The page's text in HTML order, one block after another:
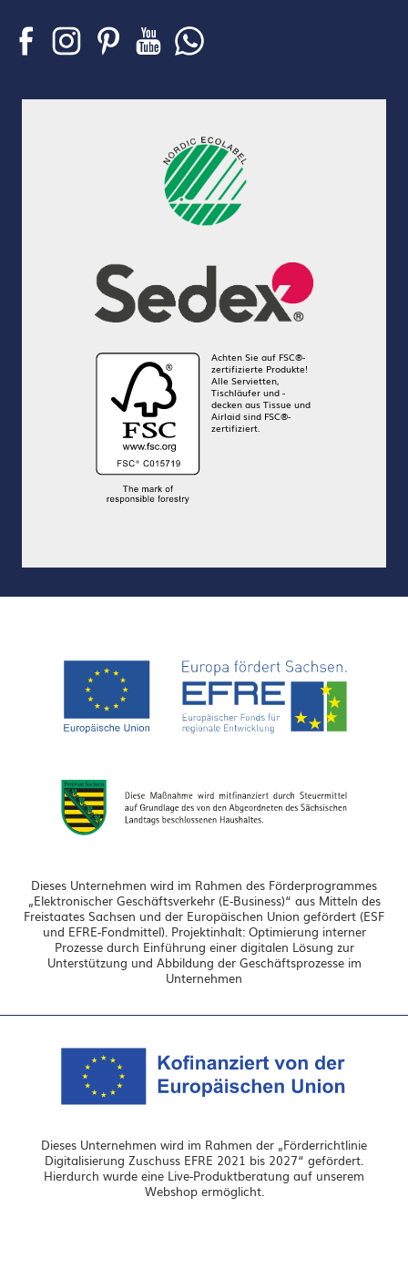
Achten Sie auf FSC®-
zertifizierte Produkte!
Alle Servietten,
Tischläufer und -
decken aus Tissue und
Airlaid sind FSC®-
zertifiziert.
Dieses Unternehmen wird im Rahmen des Förderprogrammes
„Elektronischer Geschäftsverkehr (E-Business)“ aus Mitteln des
Freistaates Sachsen und der Europäischen Union gefördert (ESF
und EFRE-Fondmittel). Projektinhalt: Optimierung interner
Prozesse durch Einführung einer digitalen Lösung zur
Unterstützung und Abbildung der Geschäftsprozesse im
Unternehmen
Dieses Unternehmen wird im Rahmen der „Förderrichtlinie
Digitalisierung Zuschuss EFRE 2021 bis 2027“ gefördert.
Hierdurch wurde eine Live-Produktberatung auf unserem
Webshop ermöglicht.